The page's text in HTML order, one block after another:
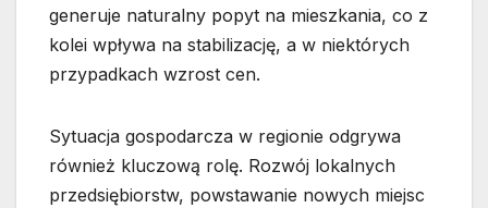
generuje naturalny popyt na mieszkania, co z
kolei wpływa na stabilizację, a w niektórych
przypadkach wzrost cen.
Sytuacja gospodarcza w regionie odgrywa
również kluczową rolę. Rozwój lokalnych
przedsiębiorstw, powstawanie nowych miejsc